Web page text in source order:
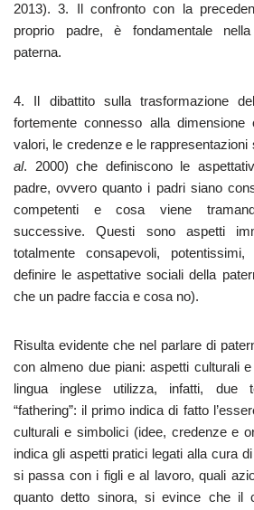
2013).3. Il confronto con la
proprio padre, è fondamentale nella
paterna.
4. Il dibattito sulla trasformazione
fortemente connesso alla
valori, le credenze e le
al. 2000) che definiscono le
padre, ovvero quanto i padri siano
competenti e cosa viene
successive. Questi sono aspetti
totalmente consapevoli,
definire le aspettative sociali della
che un padre faccia e cosa no).
Risulta evidente che nel parlare di
con almeno due piani: aspetti culturali
lingua inglese utilizza, infatti, due
“fathering”: il primo indica di fatto
culturali e simbolici (idee, credenze e
indica gli aspetti pratici legati alla cura
si passa con i figli e al lavoro, quali
quanto detto sinora, si evince che il